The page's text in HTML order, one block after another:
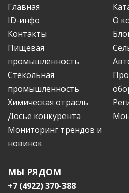
Главная
ID-инфо
О
Контакты
Пищевая
промышленность
Стекольная
промышленность
Химическая отрасль
Досье конкурента
Мониторинг трендов и
новинок
МЫ РЯДОМ
+7 (4922) 370-388